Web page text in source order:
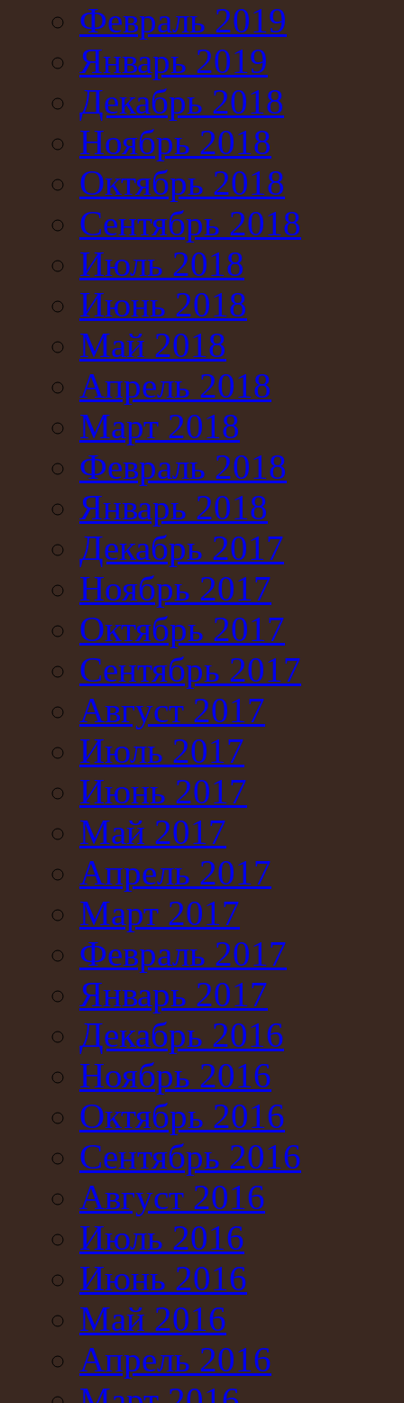
Февраль 2019
Январь 2019
Декабрь 2018
Ноябрь 2018
Октябрь 2018
Сентябрь 2018
Июль 2018
Июнь 2018
Май 2018
Апрель 2018
Март 2018
Февраль 2018
Январь 2018
Декабрь 2017
Ноябрь 2017
Октябрь 2017
Сентябрь 2017
Август 2017
Июль 2017
Июнь 2017
Май 2017
Апрель 2017
Март 2017
Февраль 2017
Январь 2017
Декабрь 2016
Ноябрь 2016
Октябрь 2016
Сентябрь 2016
Август 2016
Июль 2016
Июнь 2016
Май 2016
Апрель 2016